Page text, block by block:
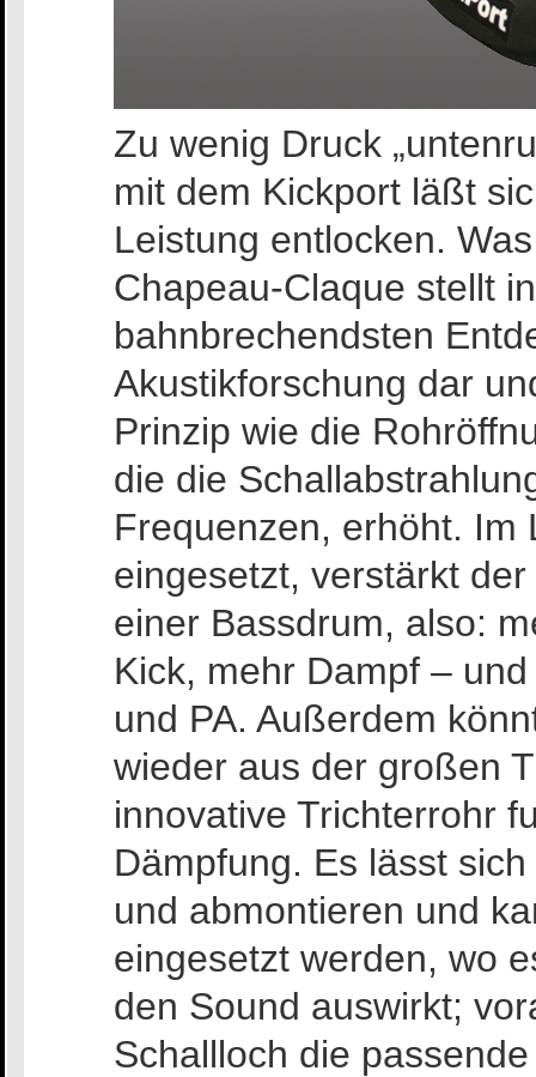
Zu wenig Druck
mit dem Kickport läßt
Leistung entlocken.
Chapeau-Claque stellt
bahnbrechendsten
Akustikforschung dar
Prinzip wie die
die die
Frequenzen, erhöht. Im
eingesetzt, verstärkt
einer Bassdrum, also:
Kick, mehr Dampf –
und PA. Außerdem
wieder aus der großen
innovative Trichterrohr
Dämpfung. Es lässt
und abmontieren und
eingesetzt werden, wo
den Sound auswirkt;
Schallloch die